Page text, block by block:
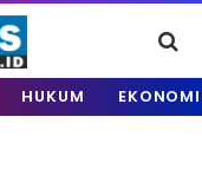
HUKUM EKONOMI